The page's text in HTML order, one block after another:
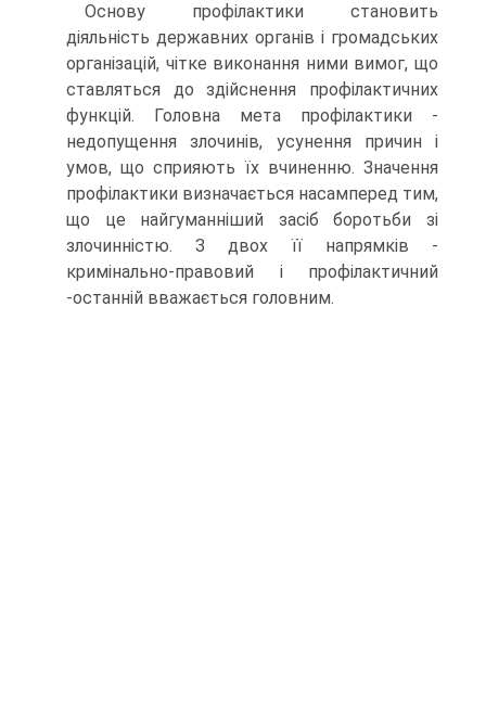
Основу профілактики становить
діяльність державних органів і громадських
організацій, чітке виконання ними вимог, що
ставляться до здійснення профілактичних
функцій. Головна мета профілактики -
недопущення злочинів, усунення причин і
умов, що сприяють їх вчиненню. Значення
профілактики визначається насамперед тим,
що це найгуманніший засіб боротьби зі
злочинністю. З двох її напрямків -
кримінально-правовий і профілактичний
-останній вважається головним.